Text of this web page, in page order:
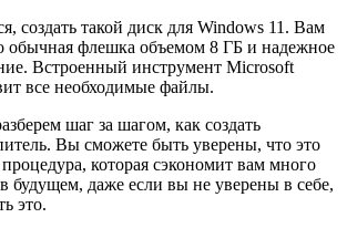
создать такой диск для Windows 11. Вам
обычная флешка объемом 8 ГБ и надежное
Встроенный инструмент Microsoft
все необходимые файлы.
шаг за шагом, как создать
Вы сможете быть уверены, что это
которая сэкономит вам много
будущем, даже если вы не уверены в себе,
это.